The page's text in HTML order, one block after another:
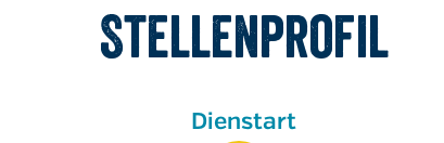
Stellenprofil